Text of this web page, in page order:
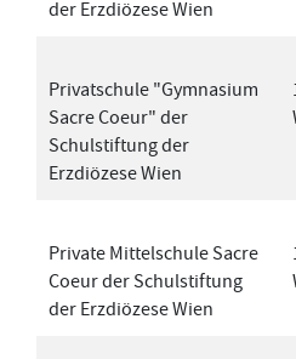
der Erzdiözese Wien
Privatschule "Gymnasium
Sacre Coeur" der
Schulstiftung der
Erzdiözese Wien
Private Mittelschule Sacre
Coeur der Schulstiftung
der Erzdiözese Wien